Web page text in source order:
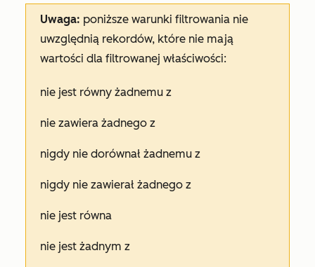
Uwaga: poniższe warunki filtrowania nie
uwzględnią rekordów, które nie mają
wartości dla filtrowanej właściwości:
nie jest równy żadnemu z
nie zawiera żadnego z
nigdy nie dorównał żadnemu z
nigdy nie zawierał żadnego z
nie jest równa
nie jest żadnym z